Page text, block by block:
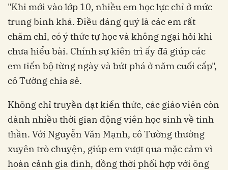
"Khi mới vào lớp 10, nhiều em học lực chỉ ở mức
trung bình khá. Điều đáng quý là các em rất
chăm chỉ, có ý thức tự học và không ngại hỏi khi
chưa hiểu bài. Chính sự kiên trì ấy đã giúp các
em tiến bộ từng ngày và bứt phá ở năm cuối cấp",
cô Tường chia sẻ.
Không chỉ truyền đạt kiến thức, các giáo viên còn
dành nhiều thời gian động viên học sinh về tinh
thần. Với Nguyễn Văn Mạnh, cô Tường thường
xuyên trò chuyện, giúp em vượt qua mặc cảm vì
hoàn cảnh gia đình, đồng thời phối hợp với ông